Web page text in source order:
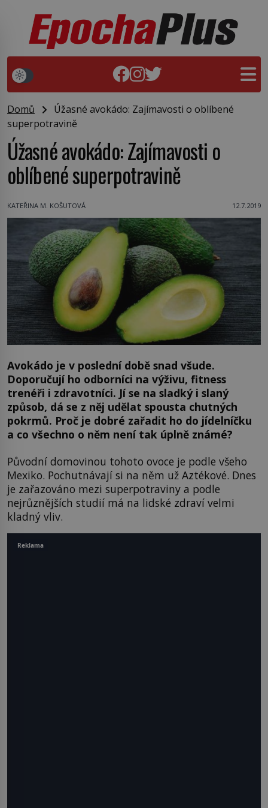
Domů
Úžasné avokádo: Zajímavosti o oblíbené
superpotravině
Úžasné avokádo: Zajímavosti o
oblíbené superpotravině
KATEŘINA M. KOŠUTOVÁ 12.7.2019
Avokádo je v poslední době snad všude.
Doporučují ho odborníci na výživu, fitness
trenéři i zdravotníci. Jí se na sladký i slaný
způsob, dá se z něj udělat spousta chutných
pokrmů. Proč je dobré zařadit ho do jídelníčku
a co všechno o něm není tak úplně známé?
Původní domovinou tohoto ovoce je podle všeho
Mexiko. Pochutnávají si na něm už Aztékové. Dnes
je zařazováno mezi superpotraviny a podle
nejrůznějších studií má na lidské zdraví velmi
kladný vliv.
Reklama